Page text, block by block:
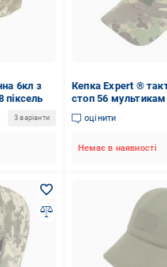
6кл з
3 варіанти
Кепка Expert ®
стоп 56 мультикам
оцінити
Немає в наявності